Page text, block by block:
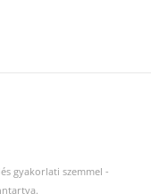
gyakorlati szemmel -